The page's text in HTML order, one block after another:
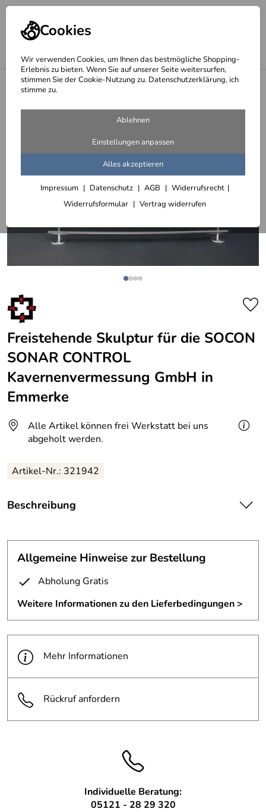
Cookies
Wir verwenden Cookies, um Ihnen das bestmögliche Shopping-
Erlebnis zu bieten. Wenn Sie auf unserer Seite weitersurfen,
stimmen Sie der Cookie-Nutzung zu. Datenschutzerklärung, ich
stimme zu.
Ablehnen
Einstellungen anpassen
Alles akzeptieren
Impressum Datenschutz AGB
Widerrufsrecht
Widerrufsformular
Vertrag widerrufen
Kavernen und Kunst - cavern & art
Freistehende Skulptur für die SOCON
SONAR CONTROL
Kavernenvermessung GmbH in
Emmerke
Alle Artikel können frei Werkstatt bei uns
abgeholt werden.
Artikel-Nr.: 321942
Beschreibung
GmbH in Emmerke
Freistehende Edelstahlskulptur.
Höhe ca. 70 cm
Allgemeine Hinweise zur Bestellung
Abholung Gratis
Weitere Informationen zu den Lieferbedingungen >
Mehr Informationen
Rückruf anfordern
Individuelle Beratung:
05121 - 28 29 320